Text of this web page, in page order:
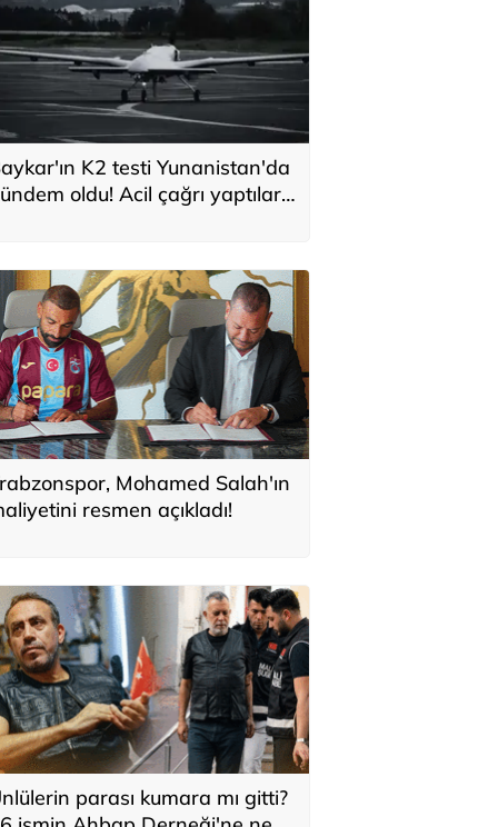
K2 testi Yunanistan'da
oldu! Acil çağrı yaptılar...
Mohamed Salah'ın
resmen açıkladı!
parası kumara mı gitti?